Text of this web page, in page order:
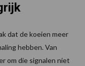
dat de koeien meer
hebben. Van
om die signalen niet